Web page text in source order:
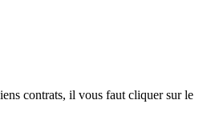
contrats, il vous faut cliquer sur le